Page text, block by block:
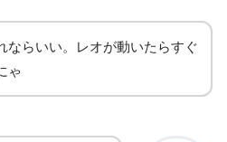
ならいい。レオが動いたらすぐ
ゃ